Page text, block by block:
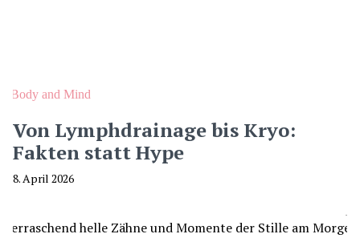
Body and Mind
Von Lymphdrainage bis Kryo:
Fakten statt Hype
8. April 2026